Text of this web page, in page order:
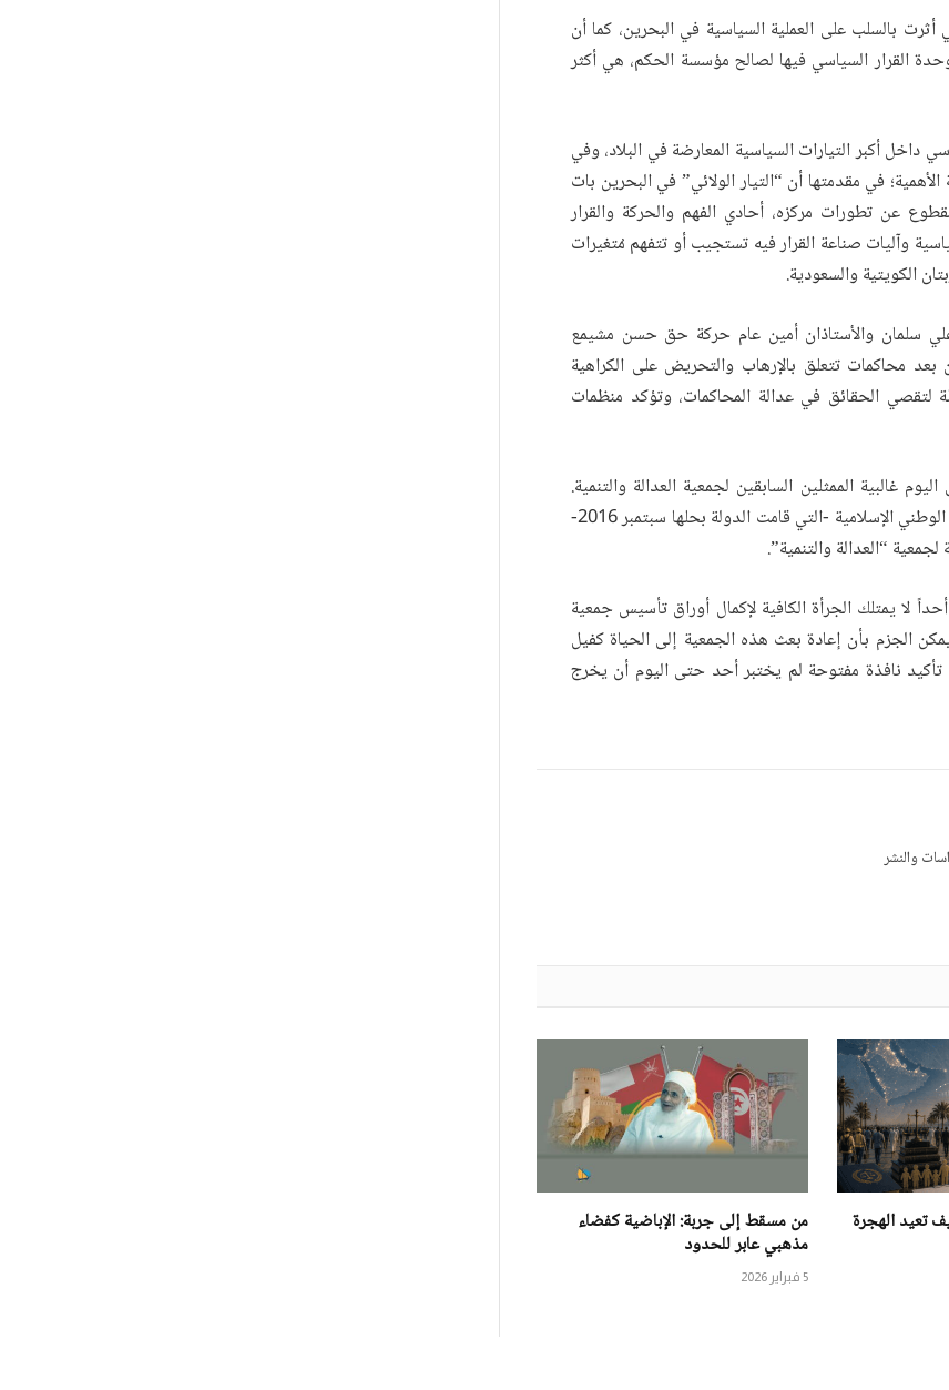
بالسلب على العملية السياسية في البحرين، كما أن
القرار السياسي فيها لصالح مؤسسة الحكم، هي أكثر
داخل أكبر التيارات السياسية المعارضة في البلاد، وفي
في مقدمتها أن “التيار الولائي” في البحرين بات
عن تطورات مركزه، أحادي الفهم والحركة والقرار
وآليات صناعة القرار فيه تستجيب أو تتفهم مُتغيرات
الكويتية والسعودية.
الشيخ علي سلمان والأستاذان أمين عام حركة حق حسن مشيمع
محاكمات تتعلق بالإرهاب والتحريض على الكراهية
لتقصي الحقائق في عدالة المحاكمات، وتؤكد منظمات
يختفي عن المشهد البحريني منذ العام 2011 وحتى اليوم غالبية الممثلين السابقين لجمعية العدالة والتنمية.
والملاحظة الأهم؛ هي أن شخصيات وازنة من داخل جمعية الوفاق الوطني الإسلامية -التي قامت الدولة بحلها سبتمبر 2016-
لجمعية “العدالة والتنمية”.
هو أن أحداً لا يمتلك الجرأة الكافية لإكمال أوراق تأسيس جمعية
يمكن الجزم بأن إعادة بعث هذه الجمعية إلى الحياة كفيل
المتفاقمة في البلاد منذ 2011، لكنها بكل تأكيد نافذة مفتوحة لم يختبر أحد حتى اليوم أن يخرج
والنشر
تعيد الهجرة من مسقط إلى جربة: الإباضية كفضاء
مذهبي عابر للحدود
5 فبراير 2026